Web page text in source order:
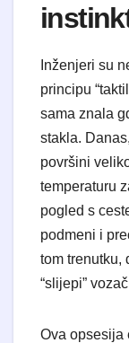
​Inženjeri su
principu
sama znala
stakla.
površini
temperaturu
pogled s
podmeni i
tom trenutku,
“slijepi”
​Ova opsesija